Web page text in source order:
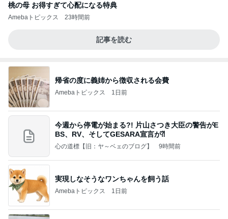
桃の母 お得すぎて心配になる特典
Amebaトピックス 23時間前
記事を読む
帰省の度に義姉から徴収される会費
Amebaトピックス 1日前
今週から停電が始まる?! 片山さつき大臣の警告がE
BS、RV、そしてGESARA宣言が⁈
心の道標【旧：ヤ～ベェのブログ】 9時間前
実現しなそうなワンちゃんを飼う話
Amebaトピックス 1日前